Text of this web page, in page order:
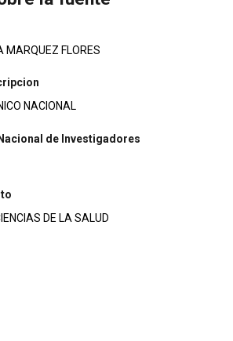
MARQUEZ FLORES
NACIONAL
de Investigadores
Y CIENCIAS DE LA SALUD